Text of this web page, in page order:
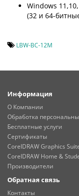
Windows
(32 и 64-
LBW-BC-12M
Информация
О Компании
Обработка
Бесплатные услуги
Сертификаты
CorelDRAW Graphics
CorelDRAW Home &
Производители
Обратная связь
Контакты